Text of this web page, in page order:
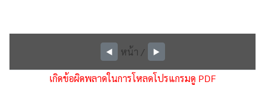
◀️ หน้า / ▶️
เกิดข้อผิดพลาดในการโหลดโปรแกรมดู PDF